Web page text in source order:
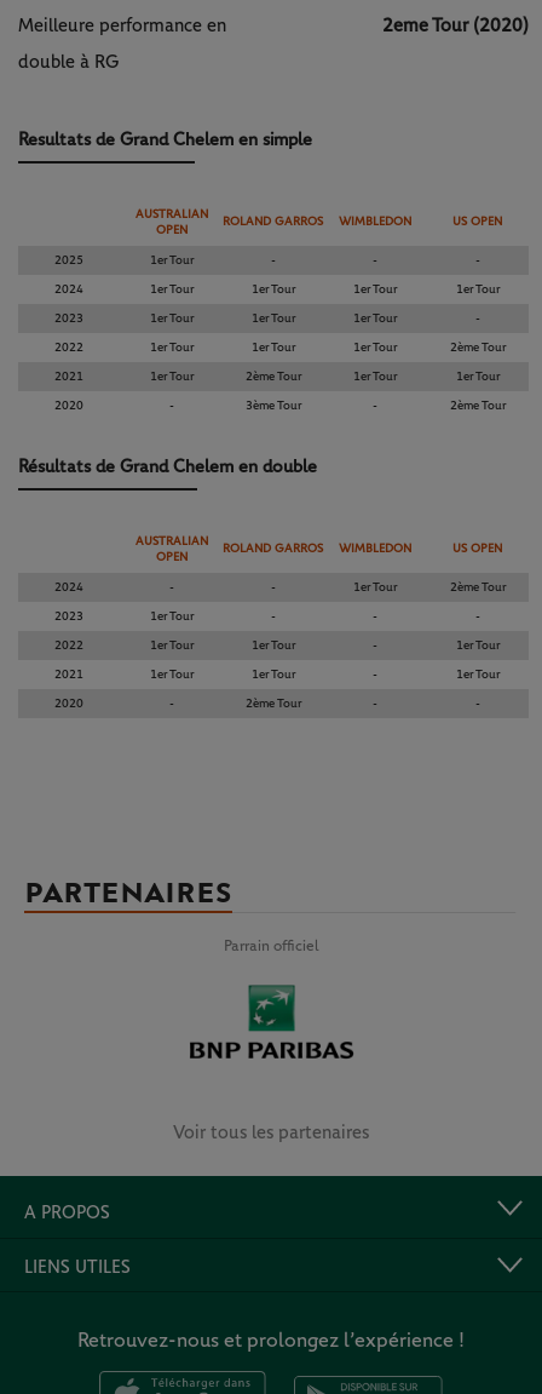
Meilleure performance en
double à RG
2eme Tour (2020)
Resultats de Grand Chelem en simple
AUSTRALIAN
OPEN
ROLAND GARROS WIMBLEDON US OPEN
2025 1er Tour - - -
2024 1er Tour 1er Tour 1er Tour 1er Tour
2023 1er Tour 1er Tour 1er Tour -
2022 1er Tour 1er Tour 1er Tour 2ème Tour
2021 1er Tour 2ème Tour 1er Tour 1er Tour
2020 - 3ème Tour - 2ème Tour
Résultats de Grand Chelem en double
AUSTRALIAN
OPEN
ROLAND GARROS WIMBLEDON US OPEN
2024 - - 1er Tour 2ème Tour
2023 1er Tour - - -
2022 1er Tour 1er Tour - 1er Tour
2021 1er Tour 1er Tour - 1er Tour
2020 - 2ème Tour - -
PARTENAIRES
Parrain officiel
Voir tous les partenaires
A PROPOS
LIENS UTILES
Retrouvez-nous et prolongez l’expérience !